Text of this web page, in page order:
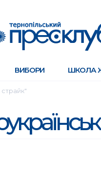
ВИБОРИ ШКОЛА
страйк"